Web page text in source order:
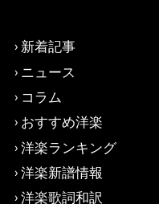
新着記事
ニュース
コラム
おすすめ洋楽
洋楽ランキング
洋楽新譜情報
洋楽歌詞和訳